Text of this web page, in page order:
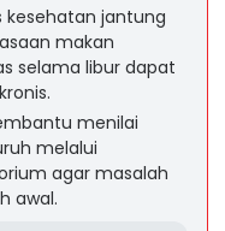
kesehatan jantung
makan
selama libur dapat
menilai
melalui
agar masalah
awal.